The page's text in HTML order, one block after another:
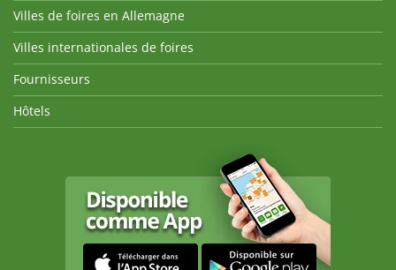
Villes de foires en Allemagne
Villes internationales de foires
Fournisseurs
Hôtels